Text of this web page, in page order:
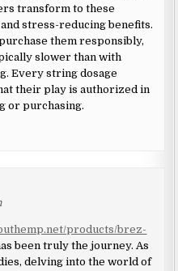
transform to these
stress-reducing benefits.
them responsibly,
slower than with
Every string dosage
their play is authorized in
or purchasing.
products/brez-
been truly the journey. As
delving into the world of